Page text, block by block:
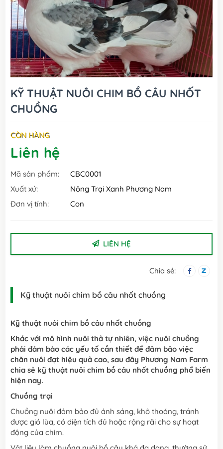
KỸ THUẬT NUÔI CHIM BỒ CÂU NHỐT
CHUỒNG
CÒN HÀNG
Liên hệ
Mã sản phẩm:
CBC0001
Xuất xứ:
Nông Trại Xanh Phương Nam
Đơn vị tính:
Con
LIÊN HỆ
Chia sẻ:
Kỹ thuật nuôi chim bồ câu nhốt chuồng
Kỹ thuật nuôi chim bồ câu nhốt chuồng
Khác với mô hình nuôi thả tự nhiên, việc nuôi chuồng
phải đảm bảo các yếu tố cần thiết để đảm bảo việc
chăn nuôi đạt hiệu quả cao, sau đây Phương Nam Farm
chia sẻ kỹ thuật nuôi chim bồ câu nhốt chuồng phổ biến
hiện nay.
Chuồng trại
Chuồng nuôi đảm bảo đủ ánh sáng, khô thoáng, tránh
được gió lùa, có diện tích đủ hoặc rộng rãi cho sự hoạt
động của chim.